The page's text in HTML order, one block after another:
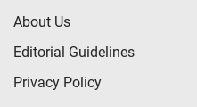
About Us
Editorial Guidelines
Privacy Policy